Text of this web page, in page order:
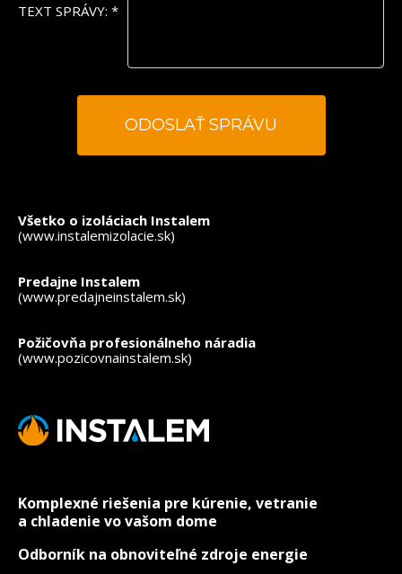
Komplexné riešenia pre kúrenie, vetranie
a chladenie vo vašom dome
Odborník na obnoviteľné zdroje energie
TEXT SPRÁVY: *
Všetko o izoláciach Instalem
(www.instalemizolacie.sk)
Predajne Instalem
(www.predajneinstalem.sk)
Požičovňa profesionálneho náradia
(www.pozicovnainstalem.sk)